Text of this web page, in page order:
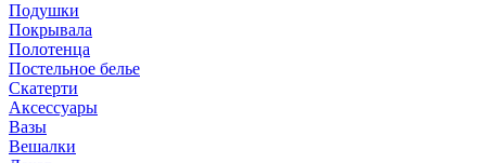
Подушки
Покрывала
Полотенца
Постельное белье
Скатерти
Аксессуары
Вазы
Вешалки